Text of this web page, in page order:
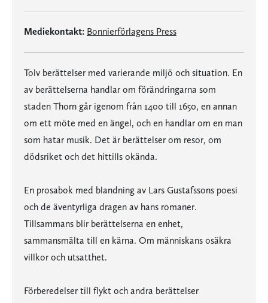
Mediekontakt: Bonnierförlagens Press
Tolv berättelser med varierande miljö och situation. En
av berättelserna handlar om förändringarna som
staden Thorn går igenom från 1400 till 1650, en annan
om ett möte med en ängel, och en handlar om en man
som hatar musik. Det är berättelser om resor, om
dödsriket och det hittills okända.
En prosabok med blandning av Lars Gustafssons poesi
och de äventyrliga dragen av hans romaner.
Tillsammans blir berättelserna en enhet,
sammansmälta till en kärna. Om människans osäkra
villkor och utsatthet.
Förberedelser till flykt och andra berättelser